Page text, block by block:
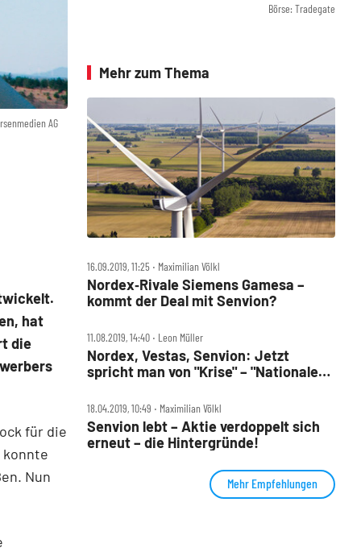
AG
hat
die
für die
Nun
Börse: Tradegate
Mehr zum Thema
16.09.2019, 11:25 ‧ Maximilian Völkl
Nordex‑Rivale Siemens Gamesa –
kommt der Deal mit Senvion?
11.08.2019, 14:40 ‧ Leon Müller
Nordex, Vestas, Senvion: Jetzt
spricht man von "Krise" – "Nationaler
18.04.2019, 10:49 ‧ Maximilian Völkl
Senvion lebt – Aktie verdoppelt sich
erneut – die Hintergründe!
Mehr Empfehlungen